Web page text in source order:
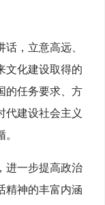
，立意高远、
文化建设取得的
的任务要求、方
代建设社会主义
进一步提高政治
精神的丰富内涵